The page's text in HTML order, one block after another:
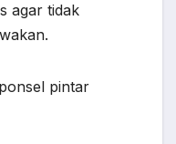
agar tidak
pintar